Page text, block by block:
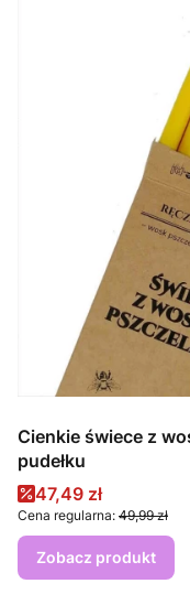
Cienkie świece z
pudełku
Cena promocyjna
47,49 zł
Cena regularna: 49,99 zł
Zobacz produkt